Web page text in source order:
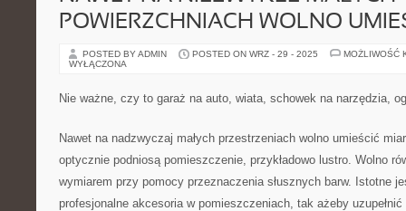
POWIERZCHNIACH WOLNO
POSTED BY ADMIN POSTED ON WRZ - 29 - 2025
MOŻLIWOŚĆ
WYŁĄCZONA
Nie ważne, czy to garaż na auto, wiata, schowek na narzędzia,
Nawet na nadzwyczaj małych przestrzeniach wolno umieścić
optycznie podniosą pomieszczenie, przykładowo lustro. Wolno
wymiarem przy pomocy przeznaczenia słusznych barw. Istotne
profesjonalne akcesoria w pomieszczeniach, tak ażeby